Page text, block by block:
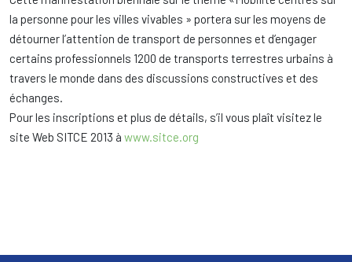
la personne pour les villes vivables » portera sur les moyens de
détourner l’attention de transport de personnes et d’engager
certains professionnels 1200 de transports terrestres urbains à
travers le monde dans des discussions constructives et des
échanges.
Pour les inscriptions et plus de détails, s’il vous plaît visitez le
site Web SITCE 2013 à www.sitce.org